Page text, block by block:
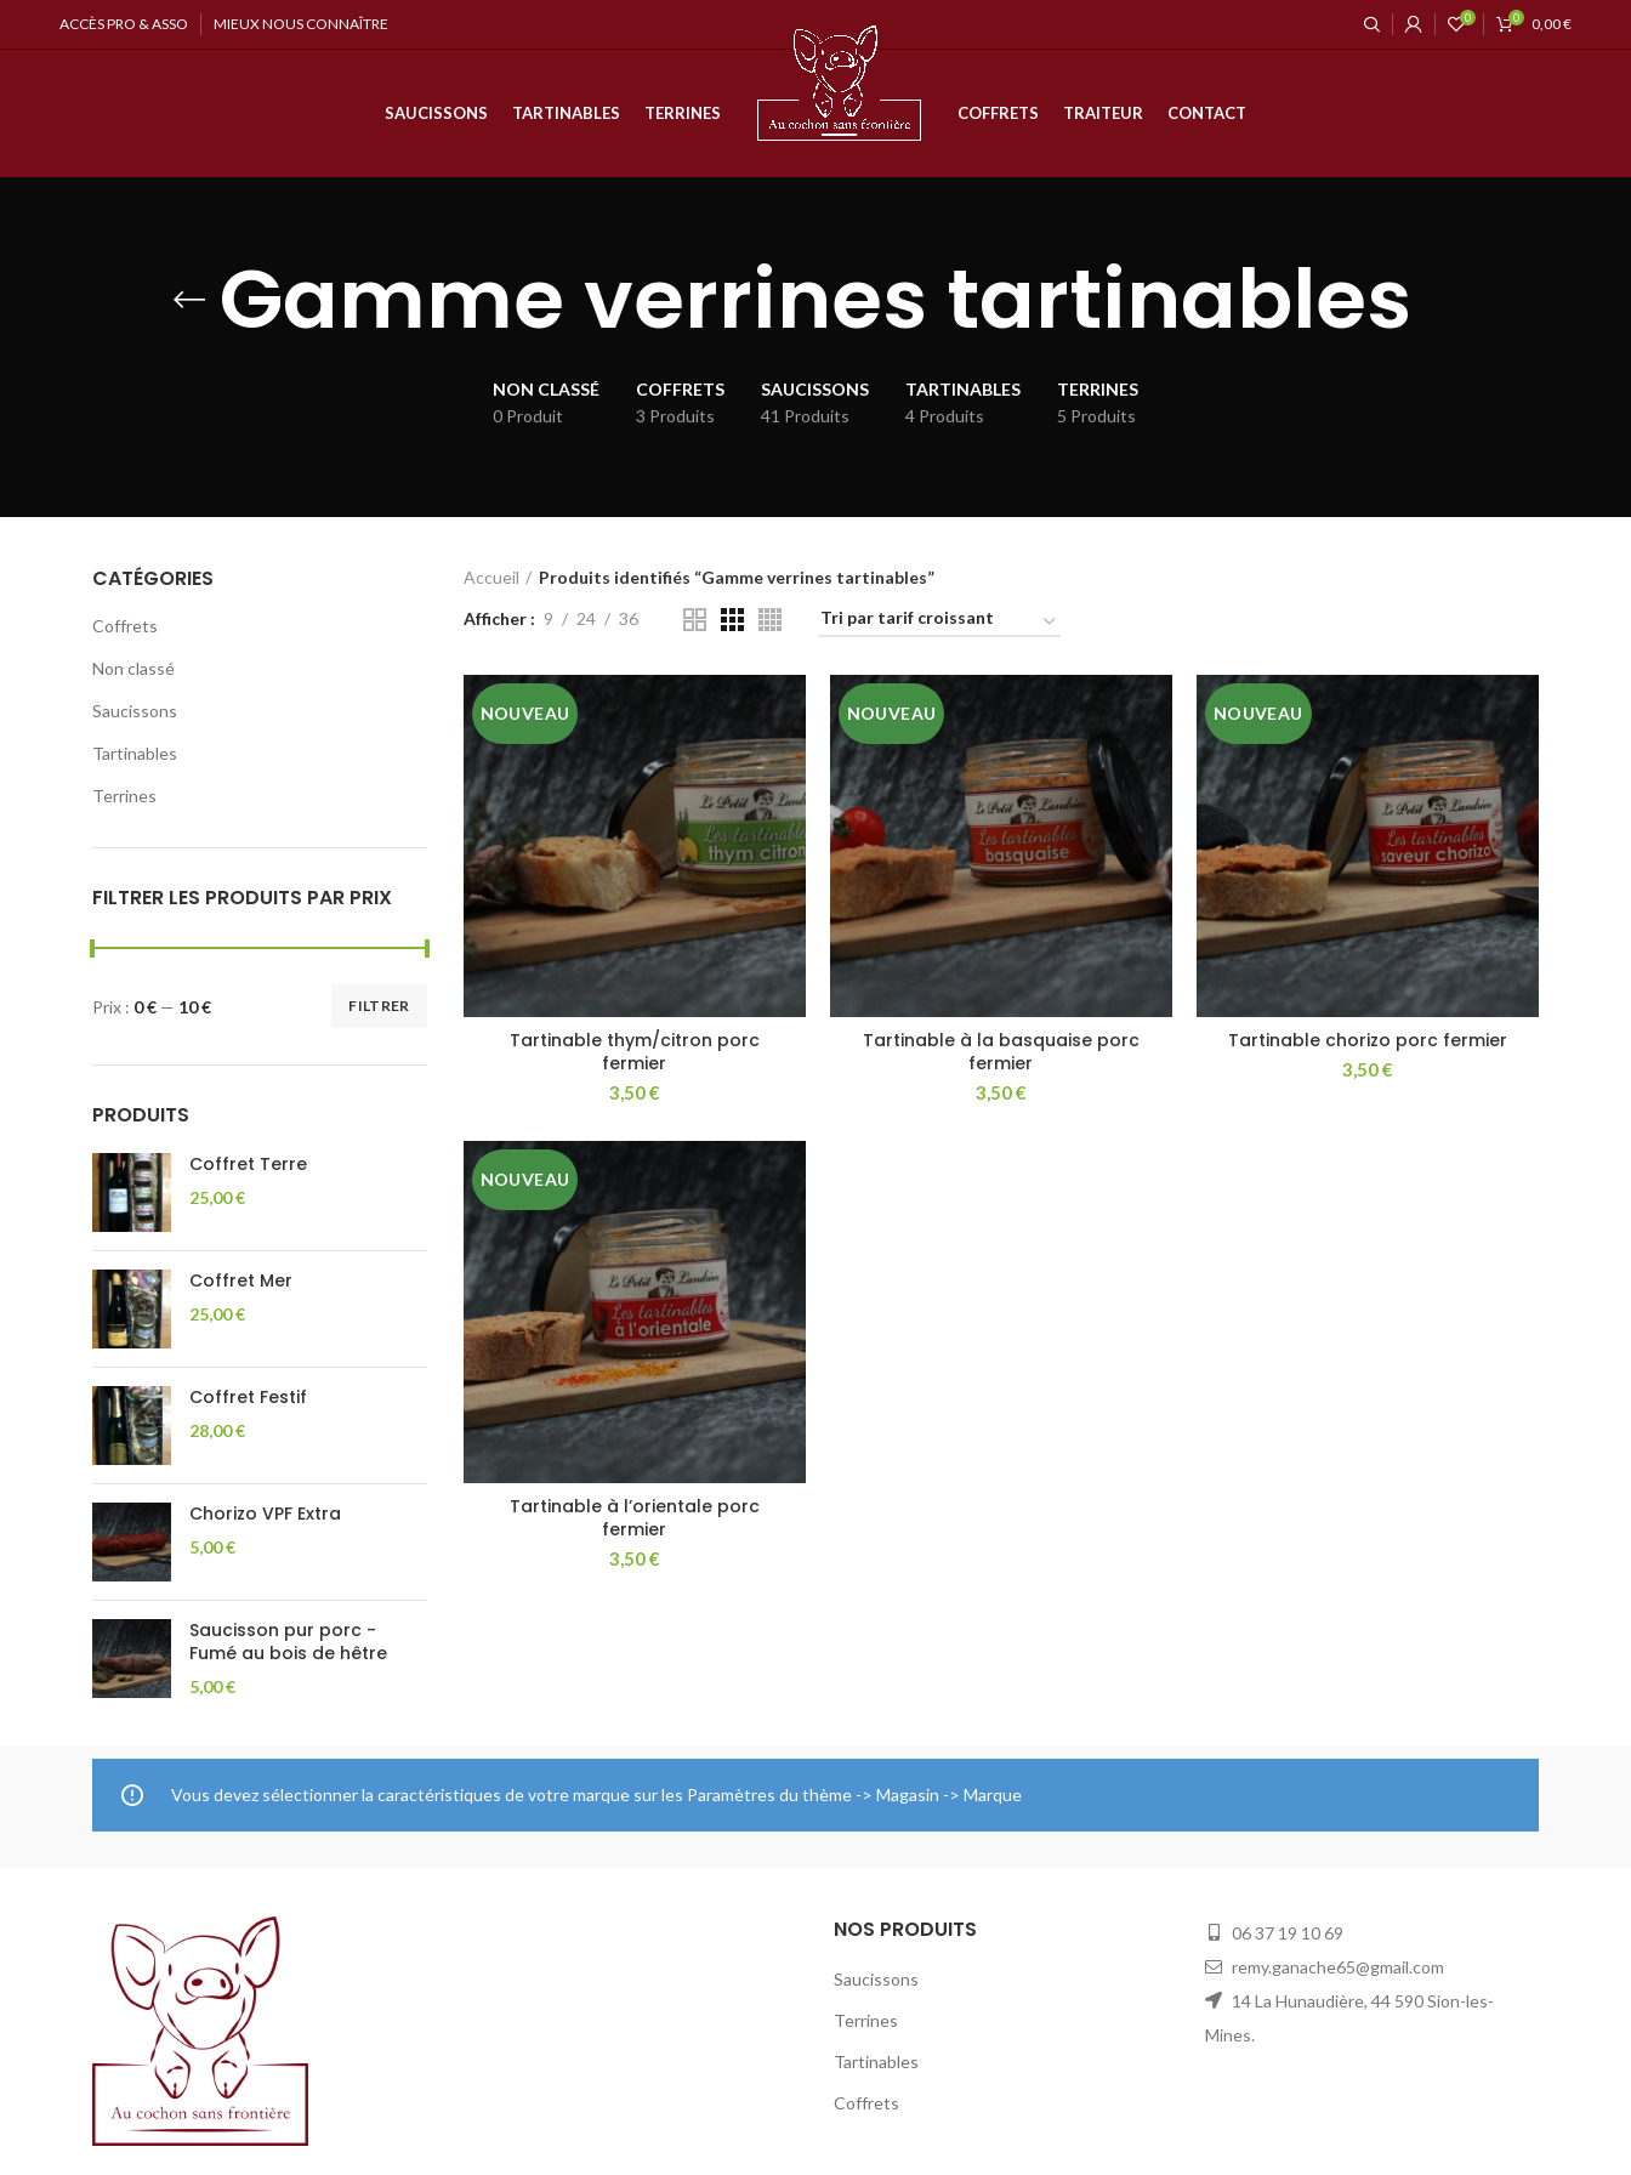
ACCÈS PRO & ASSO MIEUX NOUS CONNAÎTRE 0 0 0,00€
SAUCISSONS TARTINABLES TERRINES COFFRETS TRAITEUR CONTACT
Gamme verrines tartinables
NON CLASSÉ
0 Produit
COFFRETS
3 Produits
SAUCISSONS
41 Produits
TARTINABLES
4 Produits
TERRINES
5 Produits
CATÉGORIES
Coffrets
Non classé
Saucissons
Tartinables
Terrines
FILTRER LES PRODUITS PAR PRIX
FILTRER
Prix : 0 € — 10 €
PRODUITS
Coffret Terre
25,00€
Coffret Mer
25,00€
Coffret Festif
28,00€
Chorizo VPF Extra
5,00€
Saucisson pur porc -
Fumé au bois de hêtre
5,00€
Accueil
Produits identifiés “Gamme verrines tartinables”
Afficher
9 24 36
NOUVEAU
Tartinable thym/citron porc
fermier
3,50€
NOUVEAU
Tartinable à la basquaise porc
fermier
3,50€
NOUVEAU
Tartinable chorizo porc fermier
3,50€
NOUVEAU
Tartinable à l’orientale porc
fermier
3,50€
Vous devez sélectionner la caractéristiques de votre marque sur les Paramètres du thème -> Magasin -> Marque
NOS PRODUITS
Saucissons
Terrines
Tartinables
Coffrets
06 37 19 10 69
remy.ganache65@gmail.com
14 La Hunaudière, 44 590 Sion-les-
Mines.